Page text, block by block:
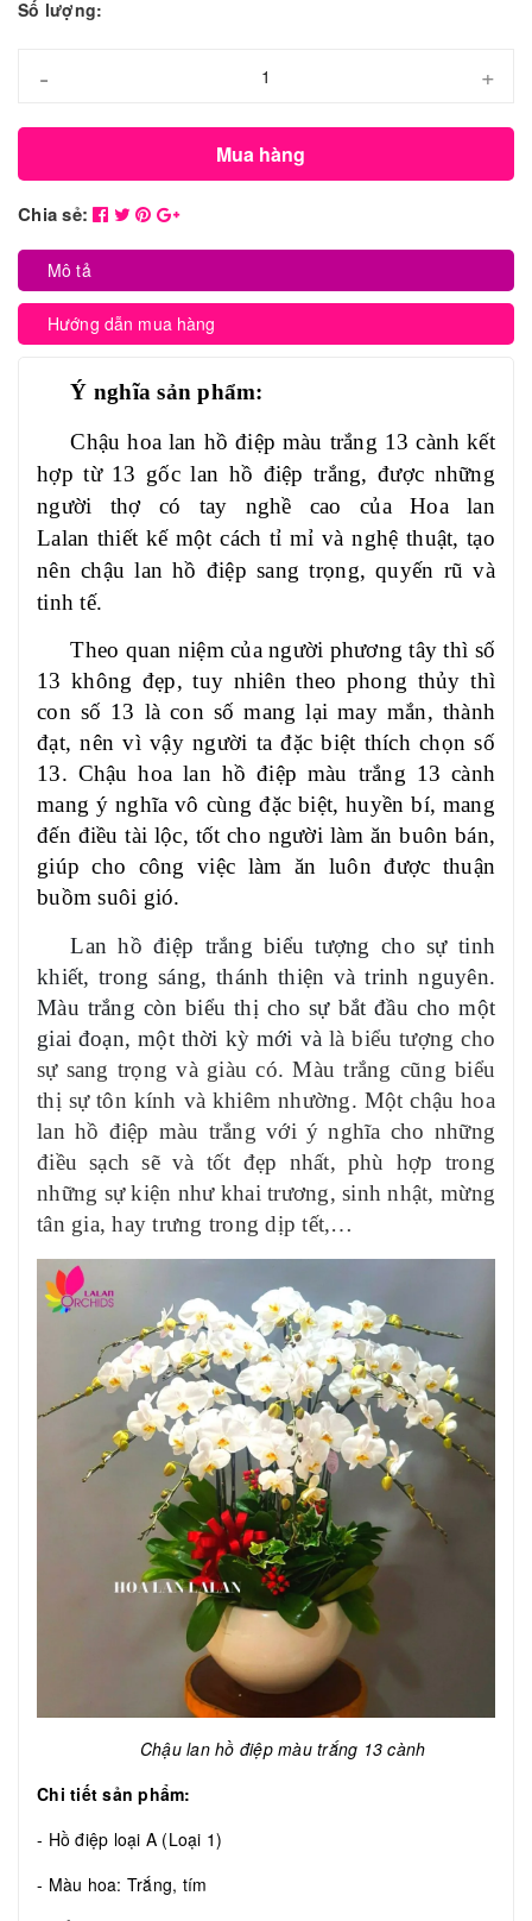
Số lượng:
- +
Mua hàng
Chia sẻ:
Mô tả
Hướng dẫn mua hàng
Ý nghĩa sản phẩm:
Chậu hoa lan hồ điệp màu trắng 13 cành kết
hợp từ 13 gốc lan hồ điệp trắng, được những
người thợ có tay nghề cao của Hoa lan
Lalan thiết kế một cách tỉ mỉ và nghệ thuật, tạo
nên chậu lan hồ điệp sang trọng, quyến rũ và
tinh tế.
Theo quan niệm của người phương tây thì số
13 không đẹp, tuy nhiên theo phong thủy thì
con số 13 là con số mang lại may mắn, thành
đạt, nên vì vậy người ta đặc biệt thích chọn số
13. Chậu hoa lan hồ điệp màu trắng 13 cành
mang ý nghĩa vô cùng đặc biệt, huyền bí, mang
đến điều tài lộc, tốt cho người làm ăn buôn bán,
giúp cho công việc làm ăn luôn được thuận
buồm suôi gió.
Lan hồ điệp trắng biểu tượng cho sự tinh
khiết, trong sáng, thánh thiện và trinh nguyên.
Màu trắng còn biểu thị cho sự bắt đầu cho một
giai đoạn, một thời kỳ mới và là biểu tượng cho
sự sang trọng và giàu có. Màu trắng cũng biểu
thị sự tôn kính và khiêm nhường. Một chậu hoa
lan hồ điệp màu trắng với ý nghĩa cho những
điều sạch sẽ và tốt đẹp nhất, phù hợp trong
những sự kiện như khai trương, sinh nhật, mừng
tân gia, hay trưng trong dịp tết,…
Chậu lan hồ điệp màu trắng 13 cành
Chi tiết sản phẩm:
- Hồ điệp loại A (Loại 1)
- Màu hoa: Trắng, tím